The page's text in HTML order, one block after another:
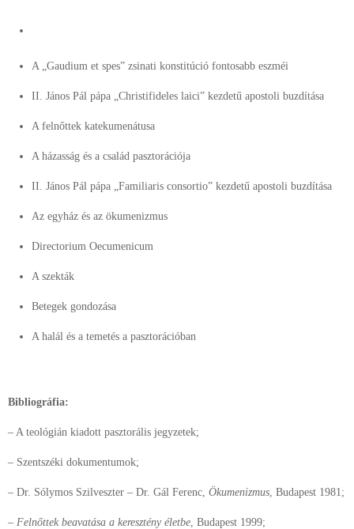
A „Gaudium et spes” zsinati konstitúció fontosabb eszméi
II. János Pál pápa „Christifideles laici” kezdetű apostoli buzdítása
A felnőttek katekumenátusa
A házasság és a család pasztorációja
II. János Pál pápa „Familiaris consortio” kezdetű apostoli buzdítása
Az egyház és az ökumenizmus
Directorium Oecumenicum
A szekták
Betegek gondozása
A halál és a temetés a pasztorációban
Bibliográfia:
– A teológián kiadott pasztorális jegyzetek;
– Szentszéki dokumentumok;
– Dr. Sólymos Szilveszter – Dr. Gál Ferenc, Ökumenizmus, Budapest 1981;
– Felnőttek beavatása a keresztény életbe, Budapest 1999;